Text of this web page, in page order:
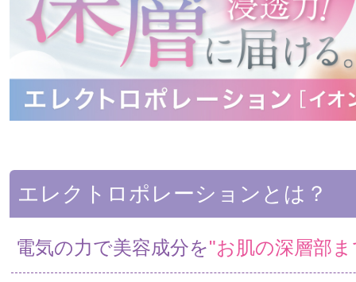
エレクトロポレーションとは？
電気の力で美容成分を"お肌の深層部